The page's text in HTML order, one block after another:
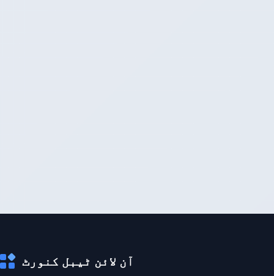
آن لائن ٹیبل کنورٹ